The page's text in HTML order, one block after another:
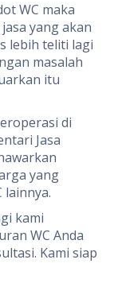
WC maka
yang akan
lebih teliti lagi
masalah
itu
di
Jasa
yang
lainnya.
kami
WC Anda
Kami siap